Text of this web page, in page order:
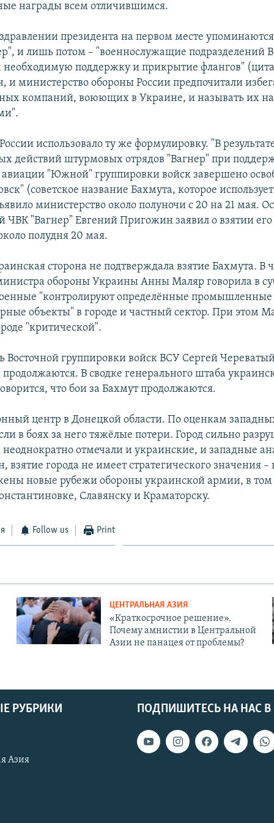
награды всем отличившимся.
президента на первом месте
и лишь потом – "военнослужащие подразделений
поддержку и прикрытие флангов"
и министерство обороны России предпочитали
компаний, воюющих в Украине, и называть их
использовало ту же формулировку. "В
действий штурмовых отрядов "Вагнер" при
"Южной" группировки войск завершено
(советское название Бахмута, которое
министерство около полуночи с 20 на 21 мая.
"Вагнер" Евгений Пригожин заявил о взятии его
полудня 20 мая.
сторона не подтверждала взятие Бахмута. В
обороны Украины Анны Маляр говорила в
"контролируют определённые
объекты" в городе и частный сектор. При этом
"критической".
Восточной группировки войск ВСУ Сергей
В сводке генерального штаба
что бои за Бахмут продолжаются.
центр в Донецкой области. По оценкам
в боях за него тяжёлые потери. Город сильно
отмечали и украинские, и западные
города не имеет стратегического значения –
новые рубежи обороны украинской армии, в том
Славянску и Краматорску.
Follow us Print
ЦЕНТРАЛЬНАЯ АЗИЯ
«Краткосрочное решение».
Почему амнистии в Центральной
Азии не панацея от проблемы?
ПОДПИШИТЕСЬ НА НАС В
РУБРИКИ
Азия